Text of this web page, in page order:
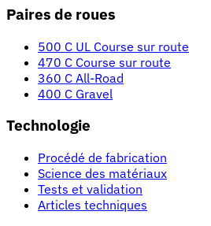
Paires de roues
500 C UL Course sur route
470 C Course sur route
360 C All-Road
400 C Gravel
Technologie
Procédé de fabrication
Science des matériaux
Tests et validation
Articles techniques